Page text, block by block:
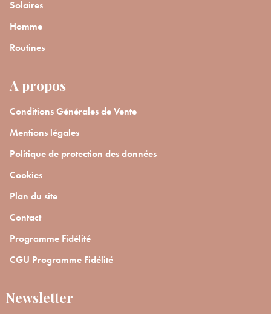
Solaires
Homme
Routines
A propos
Conditions Générales de Vente
Mentions légales
Politique de protection des données
Cookies
Plan du site
Contact
Programme Fidélité
CGU Programme Fidélité
Newsletter